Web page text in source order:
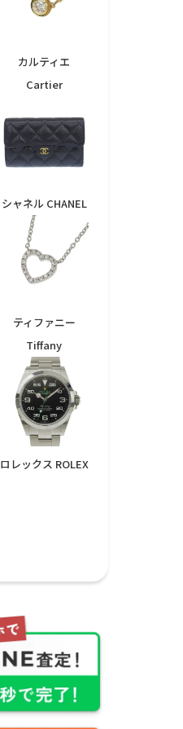
カルティエ
Cartier
シャネル CHANEL
ティファニー
Tiffany
ロレックス ROLEX